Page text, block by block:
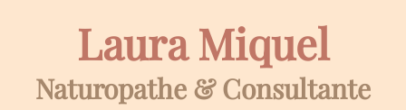
Laura Miquel
Naturopathe & Consultante